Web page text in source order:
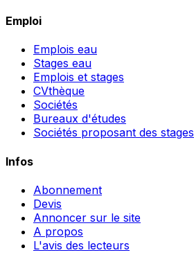
Emploi
Emplois eau
Stages eau
Emplois et stages
CVthèque
Sociétés
Bureaux d'études
Sociétés proposant des stages
Infos
Abonnement
Devis
Annoncer sur le site
A propos
L'avis des lecteurs